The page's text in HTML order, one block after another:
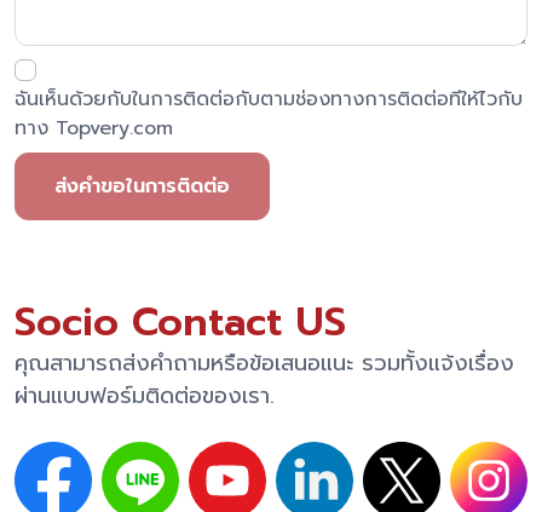
ฉันเห็นด้วยกับในการติดต่อกับตามช่องทางการติดต่อทีให้ไวกับ
ทาง Topvery.com
ส่งคำขอในการติดต่อ
Socio Contact US
คุณสามารถส่งคำถามหรือข้อเสนอแนะ รวมทั้งแจ้งเรื่อง
ผ่านแบบฟอร์มติดต่อของเรา.